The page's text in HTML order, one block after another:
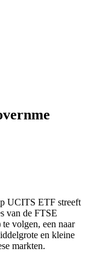
UCITS ETF streeft
van de FTSE
volgen, een naar
en kleine
markten.